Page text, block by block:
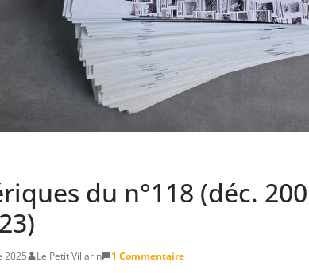
du n°118 (déc.
2025 Le Petit Villarin 1 Commentaire